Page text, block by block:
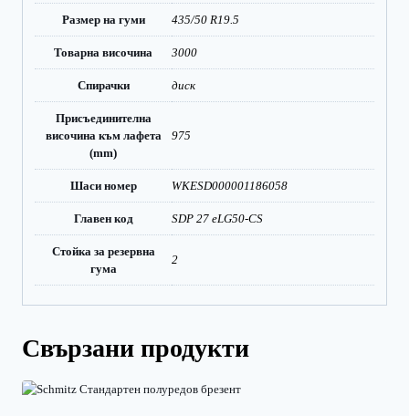
Размер на гуми 435/50 R19.5
Товарна височина 3000
Спирачки диск
Присъединителна
височина към лафета
(mm)
975
Шаси номер WKESD000001186058
Главен код SDP 27 eLG50-CS
Стойка за резервна
гума
2
Свързани продукти